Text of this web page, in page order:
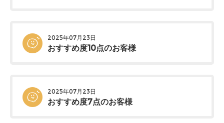
2025年07月23日
おすすめ度10点のお客様
2025年07月23日
おすすめ度7点のお客様